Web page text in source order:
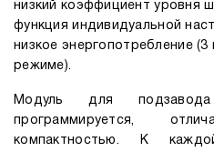
низкий коэффициент уровня
функция индивидуальной
низкое энергопотребление
режиме).
Модуль для
программируется,
компактностью. К